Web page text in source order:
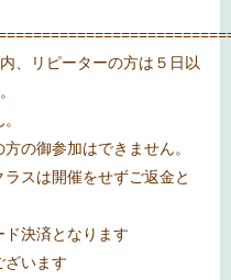
、リピーターの方は５日以
の御参加はできません。
スは開催をせずご返金と
ド決済となります
ざいます